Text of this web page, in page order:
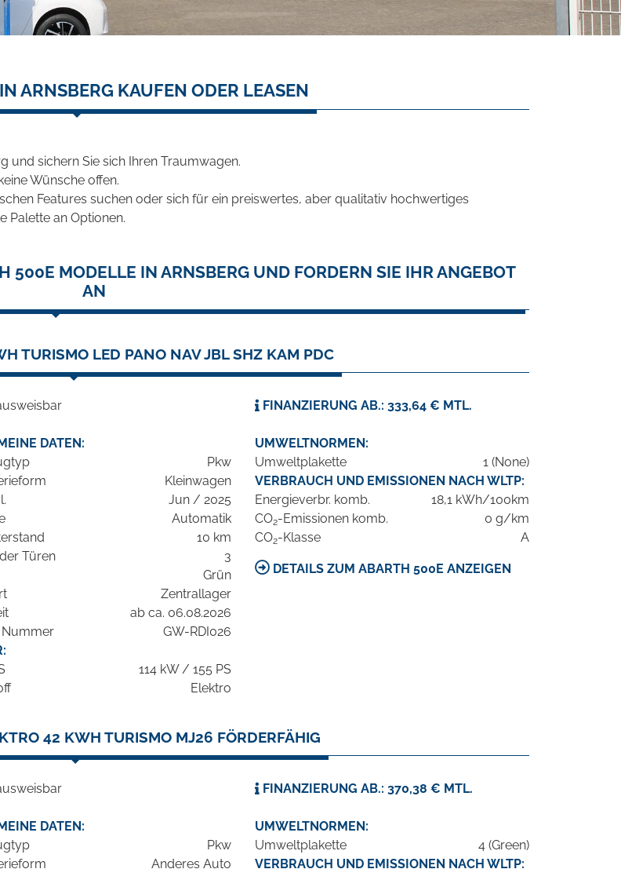
ARNSBERG KAUFEN ODER LEASEN
und sichern Sie sich Ihren Traumwagen.
Wünsche offen.
Features suchen oder sich für ein preiswertes, aber qualitativ hochwertiges
Palette an Optionen.
500E MODELLE IN ARNSBERG UND FORDERN SIE IHR ANGEBOT
AN
TURISMO LED PANO NAV JBL SHZ KAM PDC
FINANZIERUNG AB.: 333,64 € MTL.
DATEN:
Pkw
Kleinwagen
Jun / 2025
Automatik
10 km
Türen
3
Grün
Zentrallager
ab ca. 06.08.2026
Nummer
GW-RDI026
114 kW / 155 PS
Elektro
UMWELTNORMEN:
Umweltplakette
1 (None)
VERBRAUCH UND EMISSIONEN NACH WLTP:
Energieverbr. komb.
18,1 kWh/100km
CO2-Emissionen komb.
0 g/km
CO2-Klasse A
DETAILS ZUM ABARTH 500E ANZEIGEN
42 KWH TURISMO MJ26 FÖRDERFÄHIG
FINANZIERUNG AB.: 370,38 € MTL.
DATEN:
Pkw
Anderes Auto
UMWELTNORMEN:
Umweltplakette
4 (Green)
VERBRAUCH UND EMISSIONEN NACH WLTP: